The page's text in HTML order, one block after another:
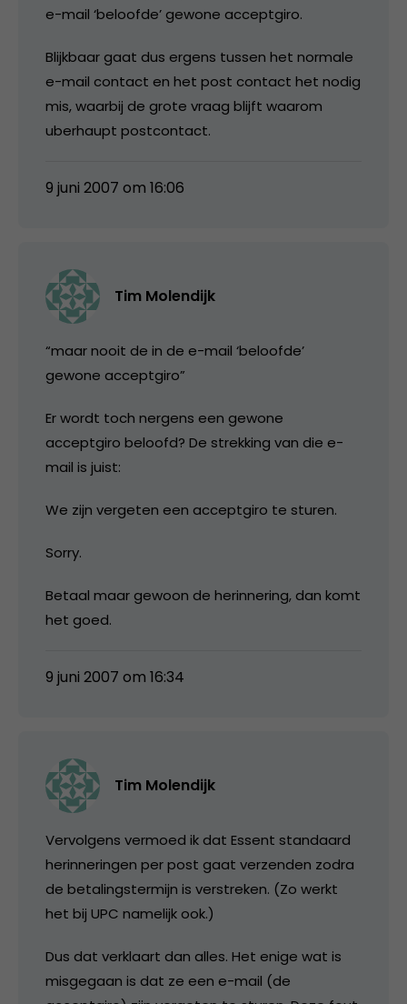
e-mail ‘beloofde’ gewone acceptgiro.
Blijkbaar gaat dus ergens tussen het normale
e-mail contact en het post contact het nodig
mis, waarbij de grote vraag blijft waarom
uberhaupt postcontact.
9 juni 2007 om 16:06
Tim Molendijk
“maar nooit de in de e-mail ‘beloofde’
gewone acceptgiro”
Er wordt toch nergens een gewone
acceptgiro beloofd? De strekking van die e-
mail is juist:
We zijn vergeten een acceptgiro te sturen.
Sorry.
Betaal maar gewoon de herinnering, dan komt
het goed.
9 juni 2007 om 16:34
Tim Molendijk
Vervolgens vermoed ik dat Essent standaard
herinneringen per post gaat verzenden zodra
de betalingstermijn is verstreken. (Zo werkt
het bij UPC namelijk ook.)
Dus dat verklaart dan alles. Het enige wat is
misgegaan is dat ze een e-mail (de